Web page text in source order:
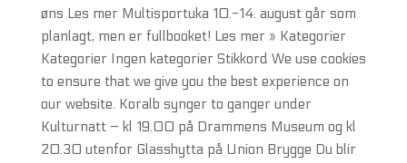
øns Les mer Multisportuka 10.-14. august går som
planlagt, men er fullbooket! Les mer » Kategorier
Kategorier Ingen kategorier Stikkord We use cookies
to ensure that we give you the best experience on
our website. Koralb synger to ganger under
Kulturnatt – kl 19.00 på Drammens Museum og kl
20.30 utenfor Glasshytta på Union Brygge Du blir